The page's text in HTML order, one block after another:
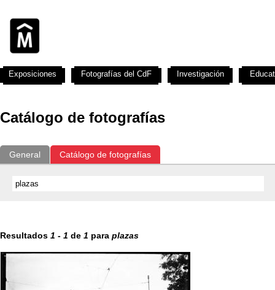
Catálogo de fotografías
General Catálogo de fotografías
Resultados 1 - 1 de 1 para plazas
Exposiciones Fotografías del CdF Investigación